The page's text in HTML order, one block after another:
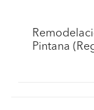
Pintana